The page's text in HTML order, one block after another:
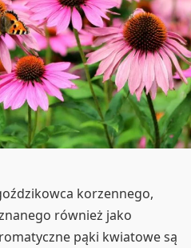
korzennego,
również jako
pąki kwiatowe są